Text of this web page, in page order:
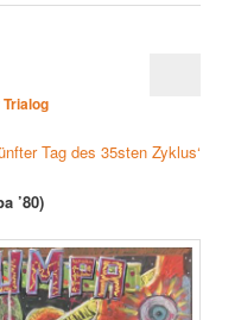
Trialog
Tag des 35sten Zyklus‘
’80)